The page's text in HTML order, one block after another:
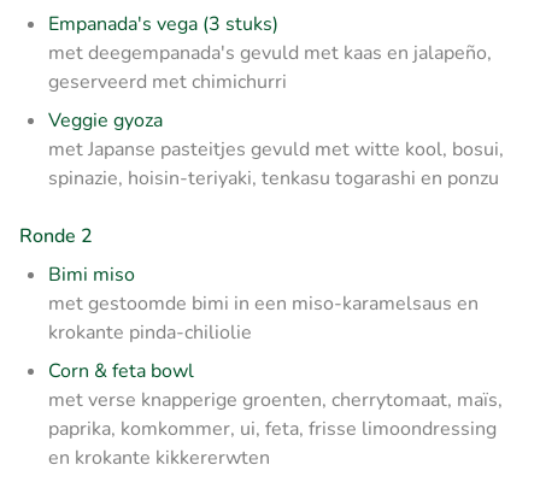
Empanada's vega (3 stuks)
met deegempanada's gevuld met kaas en jalapeño,
geserveerd met chimichurri
Veggie gyoza
met Japanse pasteitjes gevuld met witte kool, bosui,
spinazie, hoisin-teriyaki, tenkasu togarashi en ponzu
Ronde 2
Bimi miso
met gestoomde bimi in een miso-karamelsaus en
krokante pinda-chiliolie
Corn & feta bowl
met verse knapperige groenten, cherrytomaat, maïs,
paprika, komkommer, ui, feta, frisse limoondressing
en krokante kikkererwten